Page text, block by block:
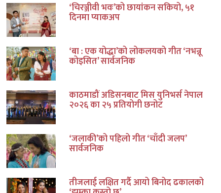
‘चिरञ्जीवी भवः’को छायांकन सकियो, ५१
दिनमा प्याकअप
‘बा : एक योद्धा’को लोकलयको गीत ‘नभन्नू
कोइसित’ सार्वजनिक
काठमाडौं अडिसनबाट मिस युनिभर्स नेपाल
२०२६ का २५ प्रतियोगी छनोट
‘जलाकी’को पहिलो गीत ‘चाँदी जलप’
सार्वजनिक
तीजलाई लक्षित गर्दै आयो बिनोद ढकालको